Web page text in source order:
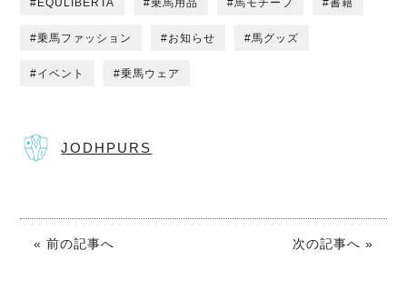
EQULIBERTA 乗馬用品 馬モチーフ 書籍
乗馬ファッション お知らせ 馬グッズ
イベント 乗馬ウェア
JODHPURS
« 前の記事へ 次の記事へ »